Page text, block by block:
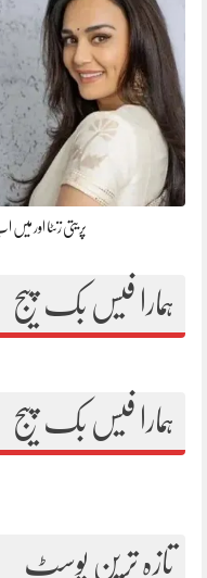
پریتی زنٹا اور
ہمارا فیس بک پیج
ہمارا فیس بک پیج
تازہ ترین پوسٹ